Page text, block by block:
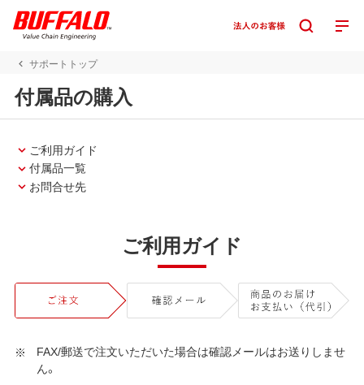
サポートトップ
付属品の購入
ご利用ガイド
付属品一覧
お問合せ先
ご利用ガイド
FAX/郵送で注文いただいた場合は確認メールはお送りしませ
ん。